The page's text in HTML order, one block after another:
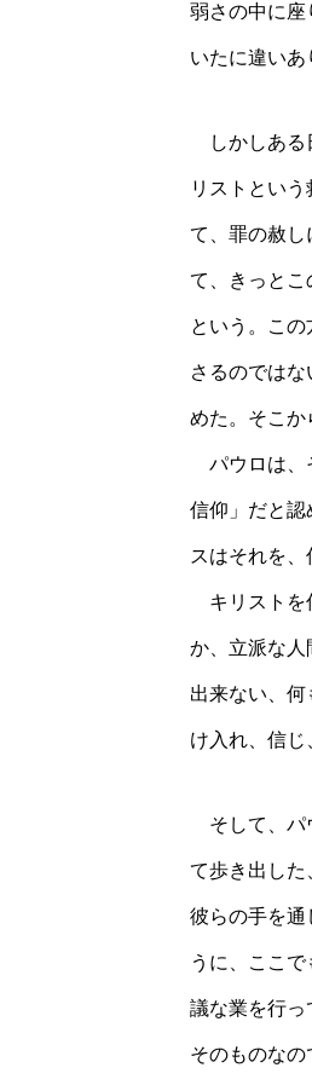
弱さの中に座
いたに違い
しかしある
リストとい
て、罪の赦し
て、きっとこ
という。こ
さるのでは
めた。そこ
パウロは、
信仰」だと認
スはそれを
キリストを
か、立派な人
出来ない、
け入れ、信
そして、パ
て歩き出した
彼らの手を通
うに、ここ
議な業を行っ
そのものな